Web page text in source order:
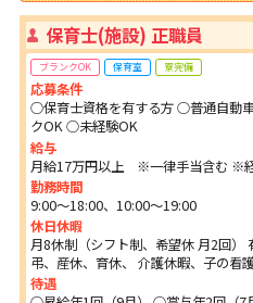
保育士(施設) 正職員
ブランクOK 保育室 寮完備
応募条件
○保育士資格を有する方 ○普通自動
クOK ○未経験OK
給与
月給17万円以上 ※一律手当含む ※
勤務時間
9:00～18:00、10:00～19:00
休日休暇
月8休制（シフト制、希望休 月2回
弔、産休、育休、 介護休暇、子の看
待遇